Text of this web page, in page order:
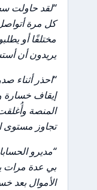
“لقد حاولت
كل مرة
مختلفًا أو
يريدون أن
“احذر أثناء
المنصة
تجاوز مستوى
“مديرو
بي عدة مرات
الأموال بعد